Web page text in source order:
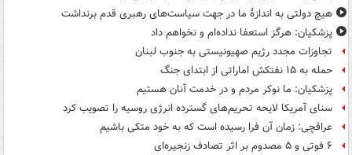
هیچ دولتی به اندازۀ ما در جهت سیاست‌های رهبری قدم برنداشت
پزشکیان: هرگز استعفا نداده‌ام و نخواهم داد
تجاوزات مجدد رژیم صهیونیستی به جنوب لبنان
حمله به ۱۵ نفتکش‌ اماراتی از ابتدای جنگ
پزشکیان: ما نوکر مردم و در خدمت آنان هستیم
سنای آمریکا لایحه تحریم‌های گسترده انرژی روسیه را تصویب کرد
عراقچی: زمان آن فرا رسیده است که به خود متکی باشیم
۶ فوتی و ۵ مصدوم بر اثر تصادف زنجیره‌ای